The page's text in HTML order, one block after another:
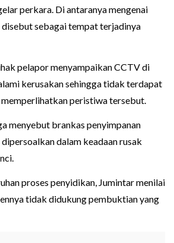
perkara. Di antaranya mengenai
sebagai tempat terjadinya
pelapor menyampaikan CCTV di
kerusakan sehingga tidak terdapat
peristiwa tersebut.
menyebut brankas penyimpanan
dalam keadaan rusak
proses penyidikan, Jumintar menilai
tidak didukung pembuktian yang